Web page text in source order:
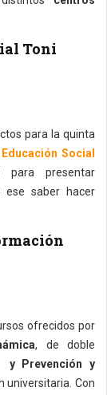
Toni
para la quinta
Social
para presentar
ese saber hacer
ofrecidos por
, de doble
y Prevención y
universitaria. Con